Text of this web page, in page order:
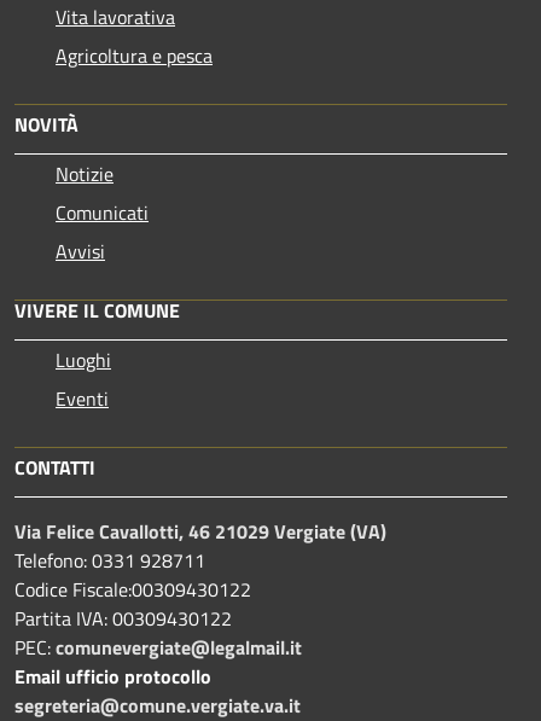
Vita lavorativa
Agricoltura e pesca
NOVITÀ
Notizie
Comunicati
Avvisi
VIVERE IL COMUNE
Luoghi
Eventi
CONTATTI
Via Felice Cavallotti, 46 21029 Vergiate (VA)
Telefono: 0331 928711
Codice Fiscale:00309430122
Partita IVA: 00309430122
PEC:comunevergiate@legalmail.it
Email ufficio protocollo
segreteria@comune.vergiate.va.it